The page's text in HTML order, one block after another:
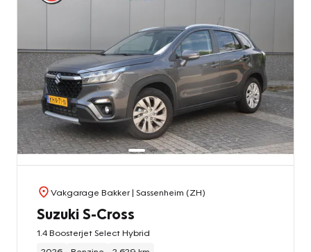
Vakgarage Bakker| Sassenheim (ZH)
Suzuki S-Cross
1.4 Boosterjet Select Hybrid